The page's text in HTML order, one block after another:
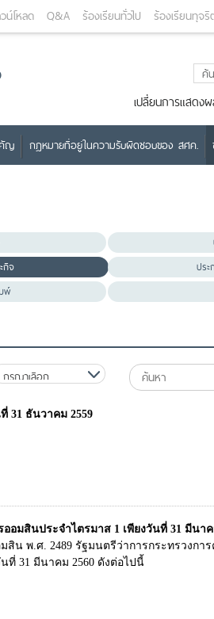
น์โหลด Q&A ร้องเรียนทั่วไป ร้องเรียนทุจ
เปลี่ยนการแสดง
คัญ กฎหมายที่อยู่ในความรับผิดชอบของ สศค.
กิจ
ประ
พ์
31 ธันวาคม 2559
อมสินประจำไตรมาส 1 เพียงวันที่ 31 มีนาค
น พ.ศ. 2489 รัฐมนตรีว่าการกระทรวงกา
ที่ 31 มีนาคม 2560 ดังต่อไปนี้